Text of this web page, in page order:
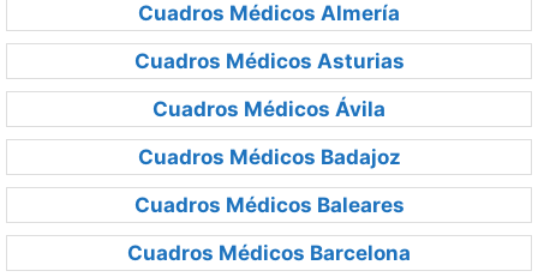
Cuadros Médicos Almería
Cuadros Médicos Asturias
Cuadros Médicos Ávila
Cuadros Médicos Badajoz
Cuadros Médicos Baleares
Cuadros Médicos Barcelona